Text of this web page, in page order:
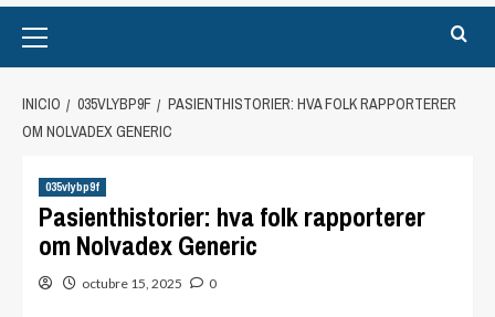
Menu
INICIO 035VLYBP9F
PASIENTHISTORIER: HVA FOLK RAPPORTERER
OM NOLVADEX GENERIC
035vlybp9f
Pasienthistorier: hva folk rapporterer
om Nolvadex Generic
octubre 15, 2025 0